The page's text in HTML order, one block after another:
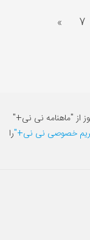
7
»
از "ماهنامه نی نی+"
خصوصی نی نی+"را